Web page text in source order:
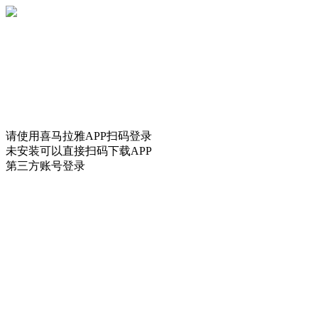
请使用喜马拉雅APP扫码登录
未安装可以直接扫码下载APP
第三方账号登录